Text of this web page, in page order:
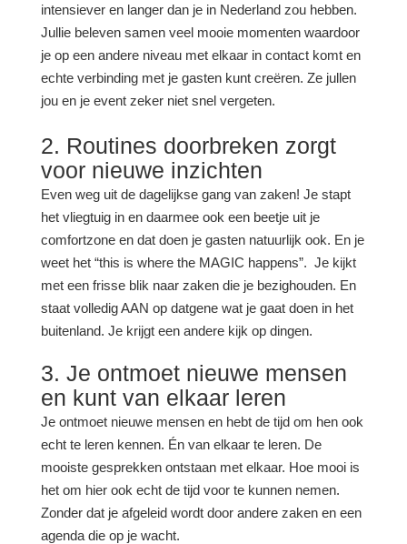
intensiever en langer dan je in Nederland zou hebben.
Jullie beleven samen veel mooie momenten waardoor
je op een andere niveau met elkaar in contact komt en
echte verbinding met je gasten kunt creëren. Ze jullen
jou en je event zeker niet snel vergeten.
2. Routines doorbreken zorgt
voor nieuwe inzichten
Even weg uit de dagelijkse gang van zaken! Je stapt
het vliegtuig in en daarmee ook een beetje uit je
comfortzone en dat doen je gasten natuurlijk ook. En je
weet het “this is where the MAGIC happens”. Je kijkt
met een frisse blik naar zaken die je bezighouden. En
staat volledig AAN op datgene wat je gaat doen in het
buitenland. Je krijgt een andere kijk op dingen.
3. Je ontmoet nieuwe mensen
en kunt van elkaar leren
Je ontmoet nieuwe mensen en hebt de tijd om hen ook
echt te leren kennen. Én van elkaar te leren. De
mooiste gesprekken ontstaan met elkaar. Hoe mooi is
het om hier ook echt de tijd voor te kunnen nemen.
Zonder dat je afgeleid wordt door andere zaken en een
agenda die op je wacht.